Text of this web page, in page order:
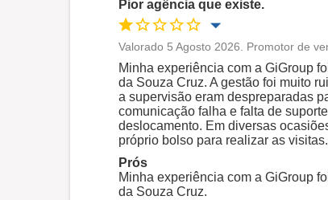
Pior agência que existe.
Oportunidade de promoção
Ambiente de trabalho
Não recomenda esta
empresa
Valorado 5 Agosto 2026. Promotor de
Minha experiência com a GiGroup
da Souza Cruz. A gestão foi muito
a supervisão eram despreparadas
comunicação falha e falta de
deslocamento. Em diversas
próprio bolso para realizar as visitas.
Prós
Minha experiência com a GiGroup
da Souza Cruz.